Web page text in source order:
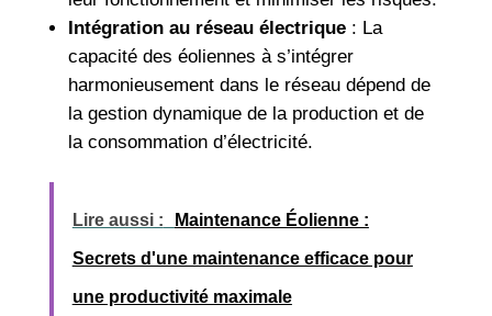
Intégration au réseau électrique: La
capacité des éoliennes à s’intégrer
harmonieusement dans le réseau dépend de
la gestion dynamique de la production et de
la consommation d’électricité.
Lire aussi : Maintenance Éolienne :
Secrets d'une maintenance efficace pour
une productivité maximale